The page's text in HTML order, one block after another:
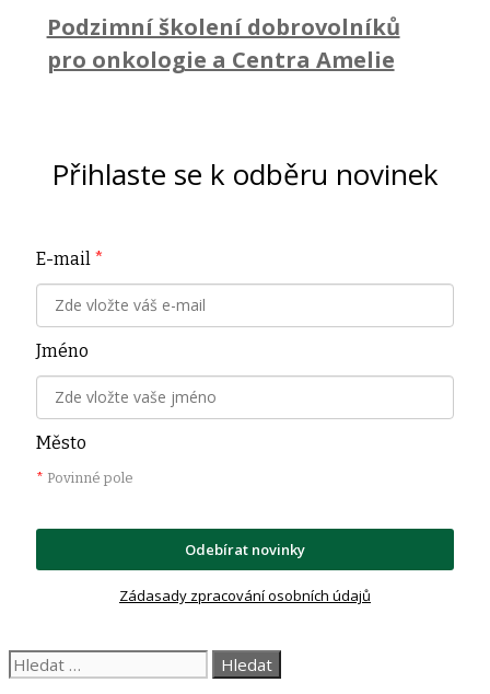
Podzimní školení dobrovolníků
pro onkologie a Centra Amelie
Přihlaste se k odběru novinek
E-mail *
Jméno
Město
* Povinné pole
Odebírat novinky
Zádasady zpracování osobních údajů
Hledat: